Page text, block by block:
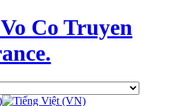
Co Truyen